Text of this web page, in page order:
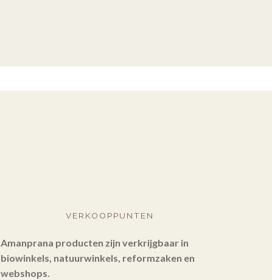
VERKOOPPUNTEN
Amanprana producten zijn verkrijgbaar in
biowinkels, natuurwinkels, reformzaken en
webshops.